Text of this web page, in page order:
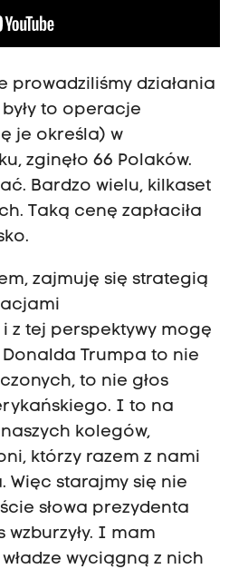
prowadziliśmy działania
to operacje
je określa) w
zginęło 66 Polaków.
Bardzo wielu, kilkaset
Taką cenę zapłaciła
zajmuję się strategią
z tej perspektywy mogę
Donalda Trumpa to nie
to nie głos
I to na
kolegów,
którzy razem z nami
Więc starajmy się nie
słowa prezydenta
wzburzyły. I mam
wyciągną z nich